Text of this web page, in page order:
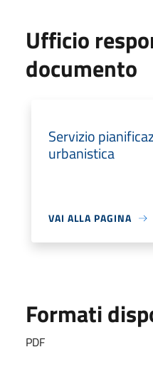
Ufficio
documento
Servizio
urbanistica
VAI ALLA PAGINA
Formati
PDF